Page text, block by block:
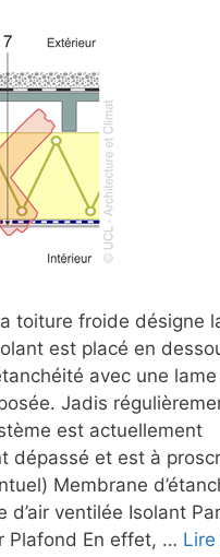
toiture froide désigne
est placé en
avec une lame
Jadis
est actuellement
dépassé et est à
Membrane
d’air ventilée Isolant
Plafond En effet, …